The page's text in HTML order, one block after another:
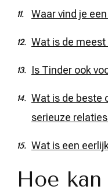
Waar vind je
Wat is de
Is Tinder ook
Wat is de beste
serieuze
Wat is een
Hoe